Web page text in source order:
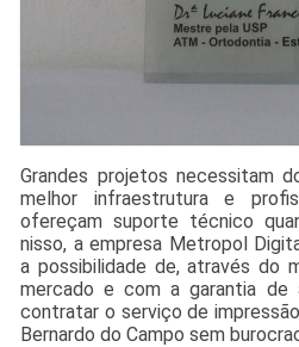
Grandes projetos necessitam
melhor infraestrutura e
ofereçam suporte técnico
nisso, a empresa Metropol
a possibilidade de, através do
mercado e com a garantia de
contratar o serviço de
Bernardo do Campo sem